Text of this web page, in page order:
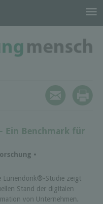
Ein Benchmark für
•
Lünendonk®-Studie zeigt
Stand der digitalen
von Unternehmen.